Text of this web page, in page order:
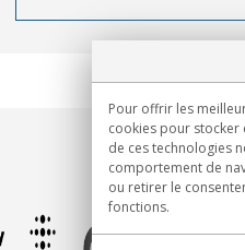
Pour offrir les
cookies pour stocker
de ces technologies
comportement de
ou retirer le
fonctions.